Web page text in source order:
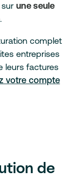
une seule
.
complet
entreprises
leurs factures
votre compte
de